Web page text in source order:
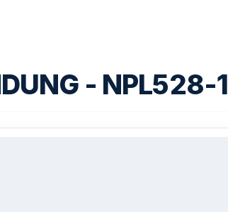
- NPL528-1